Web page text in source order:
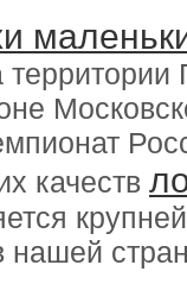
качеств
нашей